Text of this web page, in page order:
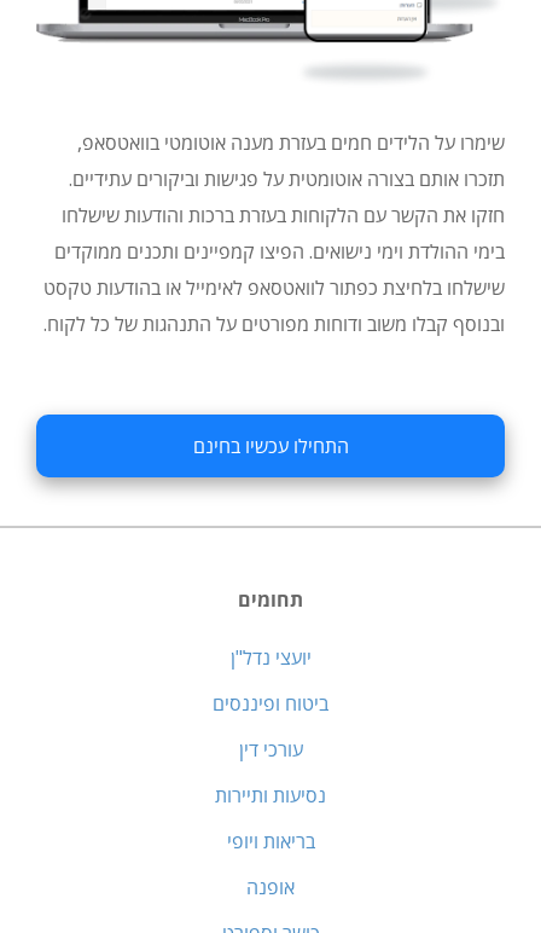
שימרו על הלידים חמים בעזרת מענה אוטומטי בוואטסאפ,
תזכרו אותם בצורה אוטומטית על פגישות וביקורים עתידיים.
חזקו את הקשר עם הלקוחות בעזרת ברכות והודעות שישלחו
בימי ההולדת וימי נישואים. הפיצו קמפיינים ותכנים ממוקדים
שישלחו בלחיצת כפתור לוואטסאפ לאימייל או בהודעות טקסט
ובנוסף קבלו משוב ודוחות מפורטים על התנהגות של כל לקוח.
התחילו עכשיו בחינם
תחומים
יועצי נדל"ן
ביטוח ופיננסים
עורכי דין
נסיעות ותיירות
בריאות ויופי
אופנה